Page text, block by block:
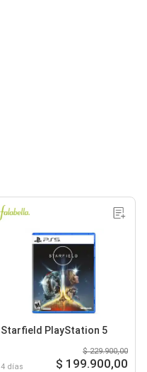
Starfield PlayStation 5
4 días
$ 229.900,00
$ 199.900,00